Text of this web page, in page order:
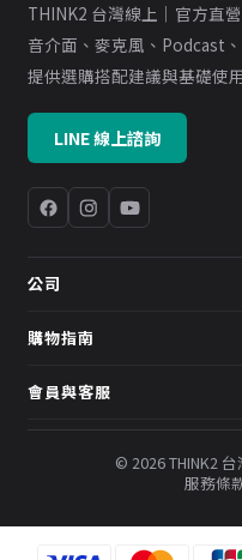
THINK2 台灣線上｜官方直
音介面、麥克風、Podcast
提供選購搭配建議與基礎使
LINE 線上諮詢
公司
關於我們
預約諮詢
購物指南
配送說明
常見問題
會員與客服
會員中心
© 2026 THINK2
服務條